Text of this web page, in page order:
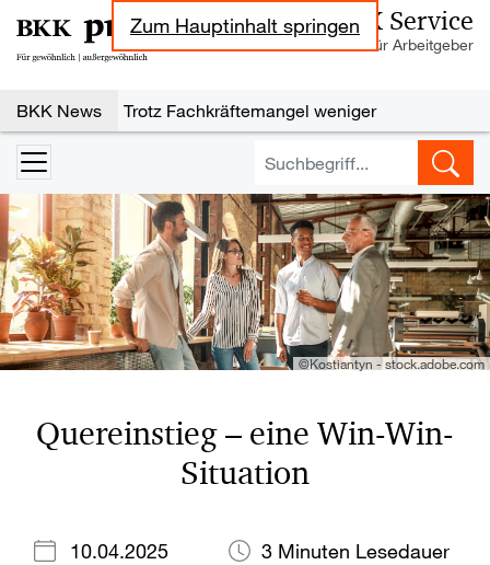
Zum Hauptinhalt springenBKK Service
Informationen für Arbeitgeber
BKK News Nachrichten zu den Themen
Trotz Fachkräftemangel weniger
Steuerbegünstigter Urlaubszuschuss:
Erholungsbeihilfen
Geringe Tarifbindung im Niedriglohnsektor
Jahresarbeitsentgeltgrenzen: Ab 2027 drei
unterschiedliche Grenzen maßgebend
Wechselbereitschaft im Job ist gestiegen
©Kostiantyn - stock.adobe.com
Quereinstieg – eine Win-Win-
Situation
10.04.2025 3 Minuten Lesedauer